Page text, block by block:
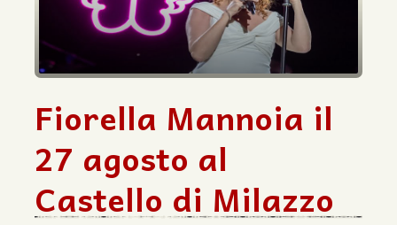
Fiorella Mannoia il
27 agosto al
Castello di Milazzo